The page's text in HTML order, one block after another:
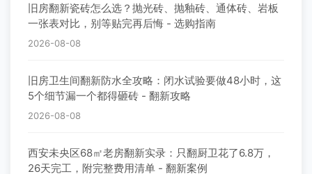
旧房翻新瓷砖怎么选？抛光砖、抛釉砖、通体砖、岩板
一张表对比，别等贴完再后悔 - 选购指南
2026-08-08
旧房卫生间翻新防水全攻略：闭水试验要做48小时，这
5个细节漏一个都得砸砖 - 翻新攻略
2026-08-08
西安未央区68㎡老房翻新实录：只翻厨卫花了6.8万，
26天完工，附完整费用清单 - 翻新案例